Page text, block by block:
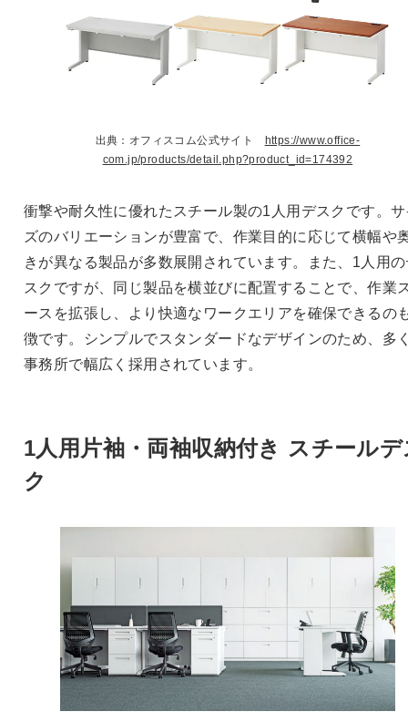
出典：オフィスコム公式サイト
https://www.office-
com.jp/products/detail.php?product_id=174392
衝撃や耐久性に優れたスチール製の1人用デスクです。
ズのバリエーションが豊富で、作業目的に応じて横幅や
きが異なる製品が多数展開されています。また、1人用
スクですが、同じ製品を横並びに配置することで、作業
ースを拡張し、より快適なワークエリアを確保できるの
徴です。シンプルでスタンダードなデザインのため、多
事務所で幅広く採用されています。
1人用片袖・両袖収納付き スチールデ
ク